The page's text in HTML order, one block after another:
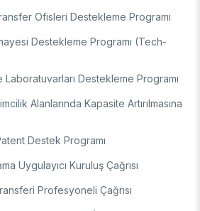
Ofisleri Destekleme Programı
Destekleme Programı (Tech-
Laboratuvarları Destekleme Programı
Alanlarında Kapasite Artırılmasına
Destek Programı
Uygulayıcı Kuruluş Çağrısı
Profesyoneli Çağrısı